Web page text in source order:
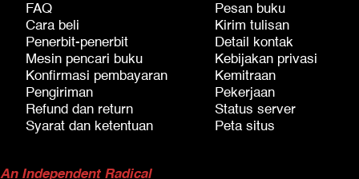
FAQ
Cara beli
Penerbit-penerbit
Mesin pencari buku
Konfirmasi pembayaran
Pengiriman
Refund dan return
Syarat dan ketentuan
Pesan buku
Kirim tulisan
Detail kontak
Kebijakan privasi
Kemitraan
Pekerjaan
Status server
Peta situs
An Independent Radical